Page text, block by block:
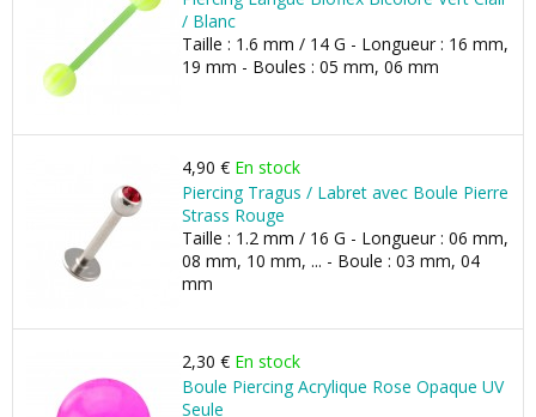
/ Blanc
Taille : 1.6 mm / 14 G - Longueur : 16 mm,
19 mm - Boules : 05 mm, 06 mm
4,90 € En stock
Piercing Tragus / Labret avec Boule Pierre
Strass Rouge
Taille : 1.2 mm / 16 G - Longueur : 06 mm,
08 mm, 10 mm, ... - Boule : 03 mm, 04
mm
2,30 € En stock
Boule Piercing Acrylique Rose Opaque UV
Seule